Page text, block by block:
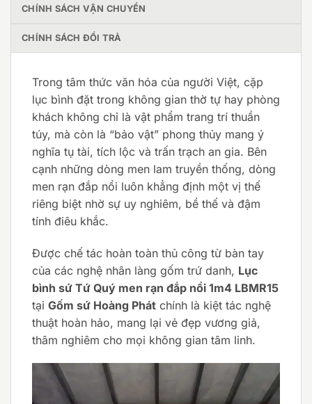
CHÍNH SÁCH VẬN CHUYỂN
CHÍNH SÁCH ĐỔI TRẢ
Trong tâm thức văn hóa của người Việt, cặp
lục bình đặt trong không gian thờ tự hay phòng
khách không chỉ là vật phẩm trang trí thuần
túy, mà còn là “bảo vật” phong thủy mang ý
nghĩa tụ tài, tích lộc và trấn trạch an gia. Bên
cạnh những dòng men lam truyền thống, dòng
men rạn đắp nổi luôn khẳng định một vị thế
riêng biệt nhờ sự uy nghiêm, bề thế và đậm
tính điêu khắc.
Được chế tác hoàn toàn thủ công từ bàn tay
của các nghệ nhân làng gốm trứ danh, Lục
bình sứ Tứ Quý men rạn đắp nổi 1m4 LBMR15
tại Gốm sứ Hoàng Phát chính là kiệt tác nghệ
thuật hoàn hảo, mang lại vẻ đẹp vương giả,
thâm nghiêm cho mọi không gian tâm linh.